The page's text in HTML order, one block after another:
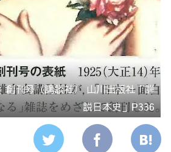
創刊号（講談社） 山川出版社「詳
説日本史」P336